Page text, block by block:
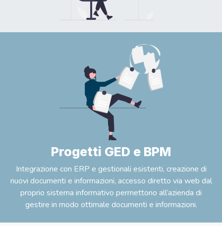
Progetti GED e BPM
Integrazione con ERP e gestionali esistenti, creazione di
nuovi documenti e informazioni, accesso diretto via web dal
proprio sistema informativo permettono all’azienda di
gestire in modo ottimale documenti e informazioni.